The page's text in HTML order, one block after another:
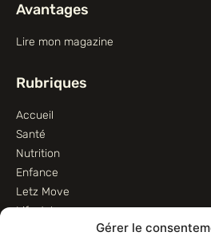
Gérer le
Avantages
Lire mon magazine
Rubriques
Accueil
Santé
Nutrition
Enfance
Letz Move
Lifestyle